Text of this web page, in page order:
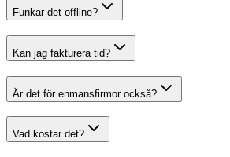
Funkar det offline?
Kan jag fakturera tid?
Är det för enmansfirmor också?
Vad kostar det?